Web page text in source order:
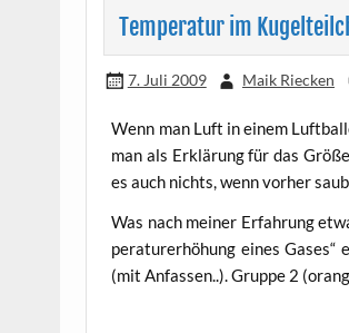
Temperatur im
7. Juli 2009 Maik Riecken
Wenn man Luft in einem
man als Erklä­rung für das
es auch nichts, wenn vor­her
Was nach mei­ner Erfah­rung
pe­ra­tur­er­hö­hung eines
(mit Anfas­sen..). Grup­pe 2